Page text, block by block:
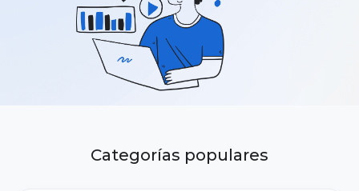
Categorías populares